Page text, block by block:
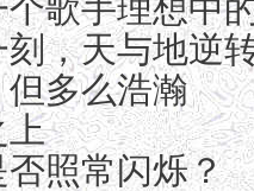
歌手理想中
，天与地逆
多么浩瀚
上
照常闪烁？